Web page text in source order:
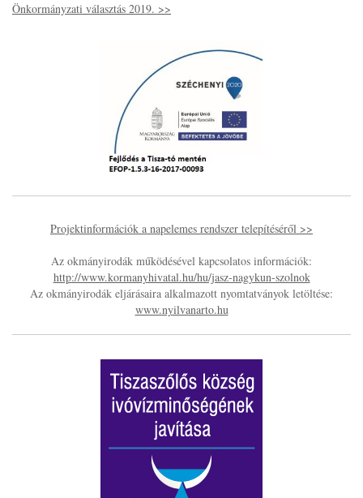
Önkormányzati választás 2019. >>
Projektinformációk a napelemes rendszer telepítéséről >>
Az okmányirodák működésével kapcsolatos információk:
http://www.kormanyhivatal.hu/hu/jasz-nagykun-szolnok
Az okmányirodák eljárásaira alkalmazott nyomtatványok letöltése:
www.nyilvanarto.hu